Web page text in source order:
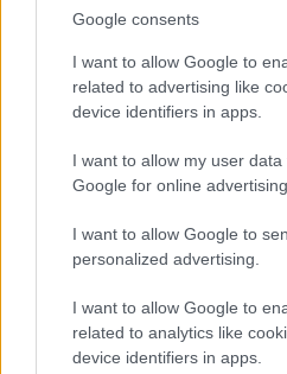
Google consents
I want to allow Google to
related to advertising like
device identifiers in apps.
I want to allow my user
Google for online
I want to allow Google to
personalized advertising.
I want to allow Google to
related to analytics like
device identifiers in apps.
Népszerű